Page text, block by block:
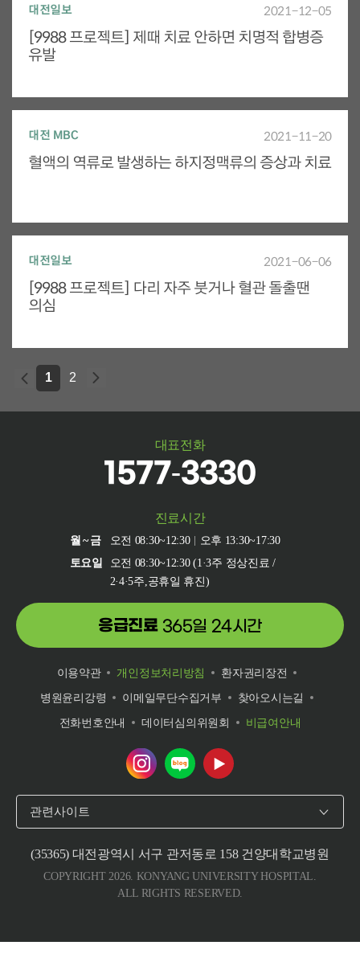
대전일보
[9988 프로젝트] 제때 치료 안하면 치명적 합병증
유발
2021-12-05
대전 MBC
혈액의 역류로 발생하는 하지정맥류의 증상과 치료
2021-11-20
대전일보
[9988 프로젝트] 다리 자주 붓거나 혈관 돌출땐
의심
2021-06-06
1 2
대표전화
1577-3330
진료시간
월~금 오전 08:30~12:30
오후 13:30~17:30
토요일
오전 08:30~12:30 (1·3주 정상진료 /
2·4·5주,공휴일 휴진)
응급진료 365일 24시간
이용약관 개인정보처리방침 환자권리장전
병원윤리강령 이메일무단수집거부 찾아오시는길
전화번호안내 데이터심의위원회 비급여안내
건양대학교병원 인스타그램 바로가기
건양대학교병원 네이버 블로그 바로
건양대학교병원 유튜브 바로
관련사이트
(35365) 대전광역시 서구 관저동로 158 건양대학교병원
COPYRIGHT 2026. KONYANG UNIVERSITY HOSPITAL.
ALL RIGHTS RESERVED.